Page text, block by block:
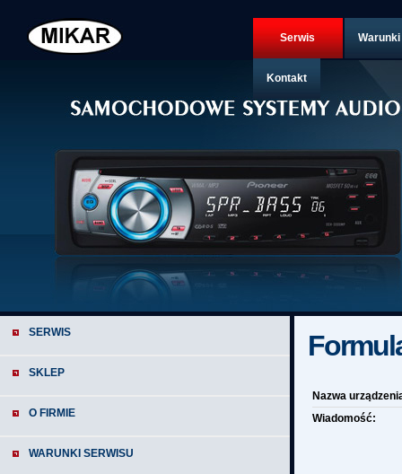
Serwis
CAR AUDIO
HOME AUDIO
Kontakt
SERWIS
SKLEP
O FIRMIE
WARUNKI SERWISU
Nazwa
Wiadomość: